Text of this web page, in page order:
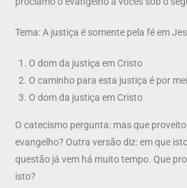
Tema: A justiça é somente pela fé em
O dom da justiça em Cristo
O caminho para esta justiça é por
O dom da justiça em Cristo
O catecismo pergunta: mas que
evangelho? Outra versão diz: em que
questão já vem há muito tempo. Que
isto?